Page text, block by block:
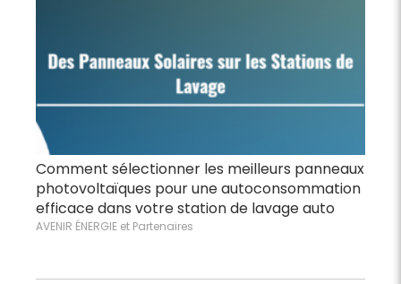
Comment sélectionner les meilleurs panneaux
photovoltaïques pour une autoconsommation
efficace dans votre station de lavage auto
AVENIR ÉNERGIE et Partenaires